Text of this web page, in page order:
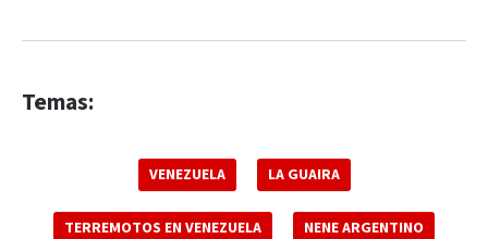
Temas:
VENEZUELA LA GUAIRA
TERREMOTOS EN VENEZUELA NENE ARGENTINO